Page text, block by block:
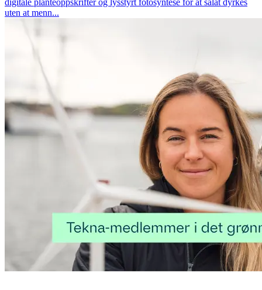
digitale planteoppskrifter og lysstyrt fotosyntese for at salat dyrkes
uten at menn...